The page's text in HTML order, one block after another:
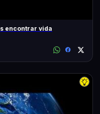
encontrar vida